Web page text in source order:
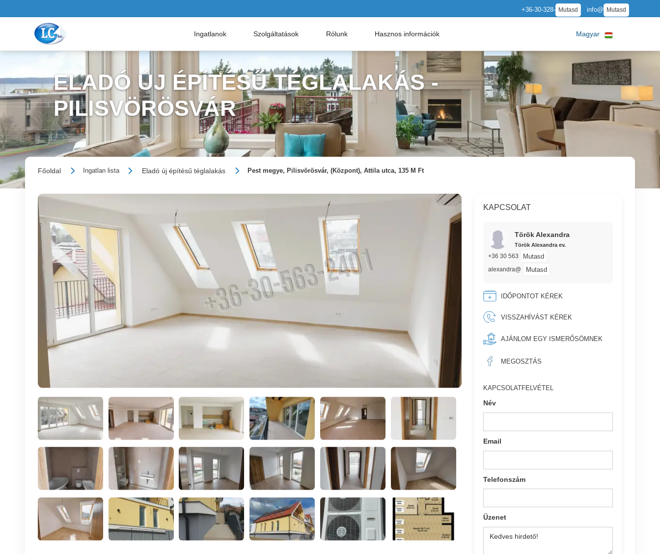
+36-30-328- Mutasd info@ Mutasd
Ingatlanok Szolgáltatások Rólunk Hasznos információk Magyar
ELADÓ ÚJ ÉPÍTÉSŰ TÉGLALAKÁS -
PILISVÖRÖSVÁR
Főoldal Ingatlan lista Eladó új építésű téglalakás Pest megye, Pilisvörösvár, (Központ), Attila utca, 135 M Ft
KAPCSOLAT
Török Alexandra
Török Alexandra ev.
+36 30 563 Mutasd
alexandra@ Mutasd
IDŐPONTOT KÉREK
VISSZAHÍVÁST KÉREK
AJÁNLOM EGY ISMERŐSÖMNEK
MEGOSZTÁS
KAPCSOLATFELVÉTEL
Név
Email
Telefonszám
Üzenet